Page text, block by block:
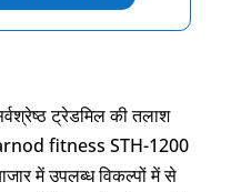
ट्रेडमिल की तलाश
fitness STH-1200
में उपलब्ध विकल्पों में से